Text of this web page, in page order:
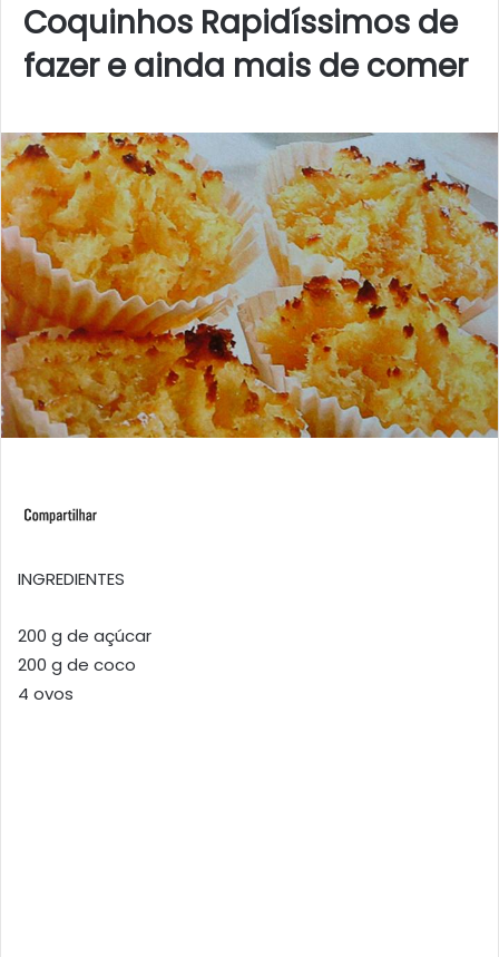
Coquinhos Rapidíssimos de
fazer e ainda mais de comer
INGREDIENTES
200 g de açúcar
200 g de coco
4 ovos